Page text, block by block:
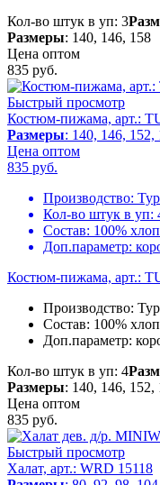
Кол-во штук в уп: 3
Размеры: 140, 146, 158
Цена оптом
835 руб.
Быстрый просмотр
Костюм-пижама, арт.:
Размеры: 140, 146, 152,
Цена оптом
835 руб.
Производство:
Кол-во штук в уп:
Состав: 100%
Доп.параметр:
Костюм-пижама, арт.:
Производство:
Состав: 100%
Доп.параметр:
Кол-во штук в уп: 4
Размеры: 140, 146, 152,
Цена оптом
835 руб.
Быстрый просмотр
Халат, арт.: WRD 15118